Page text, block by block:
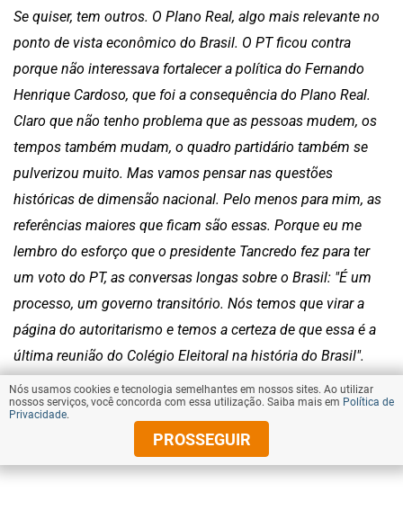
Se quiser, tem outros. O Plano Real, algo mais relevante no
ponto de vista econômico do Brasil. O PT ficou contra
porque não interessava fortalecer a política do Fernando
Henrique Cardoso, que foi a consequência do Plano Real.
Claro que não tenho problema que as pessoas mudem, os
tempos também mudam, o quadro partidário também se
pulverizou muito. Mas vamos pensar nas questões
históricas de dimensão nacional. Pelo menos para mim, as
referências maiores que ficam são essas. Porque eu me
lembro do esforço que o presidente Tancredo fez para ter
um voto do PT, as conversas longas sobre o Brasil: "É um
processo, um governo transitório. Nós temos que virar a
página do autoritarismo e temos a certeza de que essa é a
última reunião do Colégio Eleitoral na história do Brasil".
Mas nem isso convenceu o PT, porque é a lógica deles era:
se for o Tancredo, vão ocupar o nosso espaço. Era essa a
perversa lógica que, naquela época, pelo menos, orientava
as decisões do PT. Para fazer justiça aqui, acho que o Lula
Nós usamos cookies e tecnologia semelhantes em nossos sites. Ao utilizar
nossos serviços, você concorda com essa utilização. Saiba mais em Política de
Privacidade.
PROSSEGUIR